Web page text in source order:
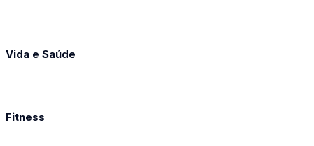
Vida e Saúde
Fitness